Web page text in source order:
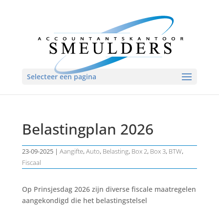
Selecteer een pagina
Belastingplan 2026
23-09-2025| Aangifte,Auto, Belasting, Box 2, Box 3, BTW,
Fiscaal
Op Prinsjesdag 2026 zijn diverse fiscale maatregelen
aangekondigd die het belastingstelsel